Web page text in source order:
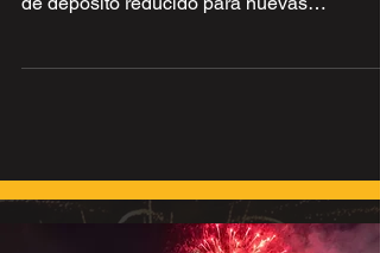
mar: Disney Cruise Line anunció una oferta
reservaciones. Leíste bien! Regresa la
hoy. Fechas importantes y elegibilidad de
esta promoción. Nuevas reservas
entre el 28 de octubre de 2025 y el 18 de